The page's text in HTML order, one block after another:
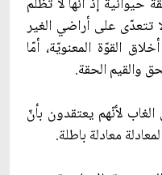
تتعدّى على أراضي الغير
القوّة المعنويّة، أمّا
والقيم الحقة.
لأنّهم يعتقدون بأنّ
معادلة باطلة.